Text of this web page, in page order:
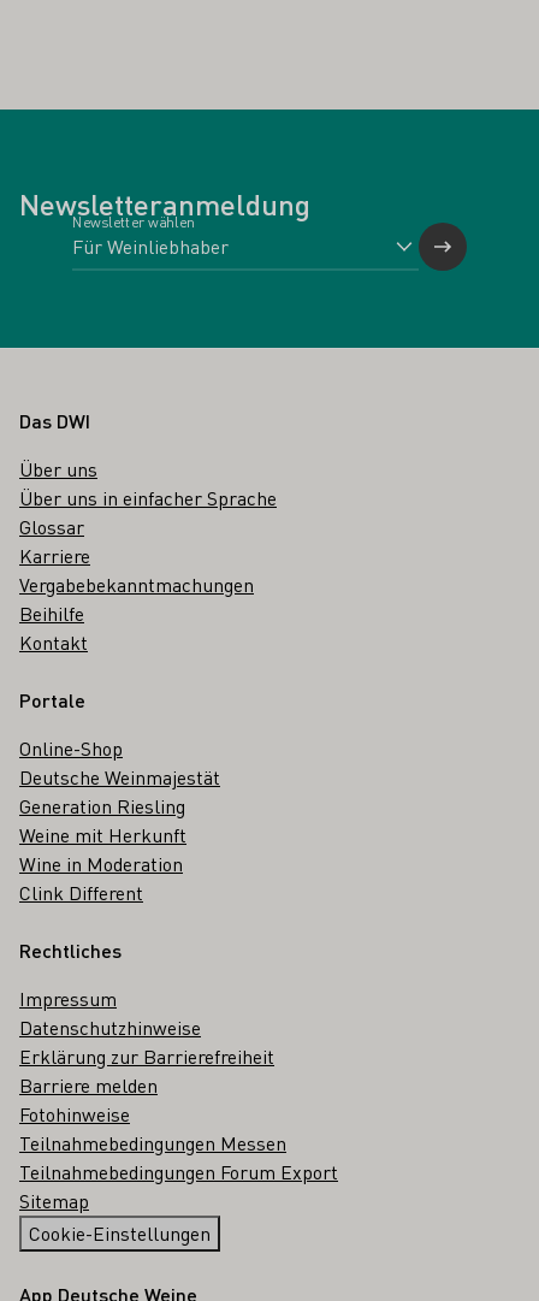
Newsletteranmeldung
Newsletter wählen
Fußbereich
Das DWI
Über uns
Über uns in einfacher Sprache
Glossar
Karriere
Vergabebekanntmachungen
Beihilfe
Kontakt
Portale
Online-Shop
Deutsche Weinmajestät
Generation Riesling
Weine mit Herkunft
Wine in Moderation
Clink Different
Rechtliches
Impressum
Datenschutzhinweise
Erklärung zur Barrierefreiheit
Barriere melden
Fotohinweise
Teilnahmebedingungen Messen
Teilnahmebedingungen Forum Export
Sitemap
Cookie-Einstellungen
App Deutsche Weine